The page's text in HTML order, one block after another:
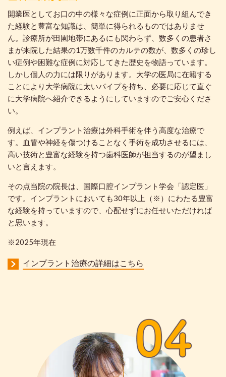
開業医としてお口の中の様々な症例に正面から取り組んでき
た経験と豊富な知識は、簡単に得られるものではありませ
ん。診療所が田園地帯にあるにも関わらず、数多くの患者さ
まが来院した結果の1万数千件のカルテの数が、数多くの珍し
い症例や困難な症例に対応してきた歴史を物語っています。
しかし個人の力には限りがあります。大学の医局に在籍する
ことにより大学病院に太いパイプを持ち、必要に応じて直ぐ
に大学病院へ紹介できるようにしていますのでご安心くださ
い。
例えば、インプラント治療は外科手術を伴う高度な治療で
す。血管や神経を傷つけることなく手術を成功させるには、
高い技術と豊富な経験を持つ歯科医師が担当するのが望まし
いと言えます。
その点当院の院長は、国際口腔インプラント学会「認定医」
です。インプラントにおいても30年以上（※）にわたる豊富
な経験を持っていますので、心配せずにお任せいただければ
と思います。
※2025年現在
インプラント治療の詳細はこちら